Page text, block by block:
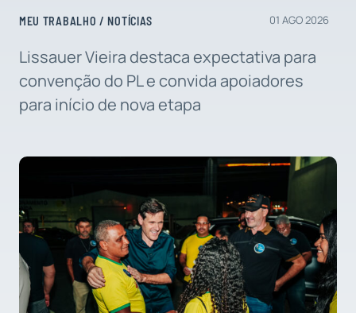
MEU TRABALHO /NOTÍCIAS 01 AGO 2026
Lissauer Vieira destaca expectativa para
convenção do PL e convida apoiadores
para início de nova etapa